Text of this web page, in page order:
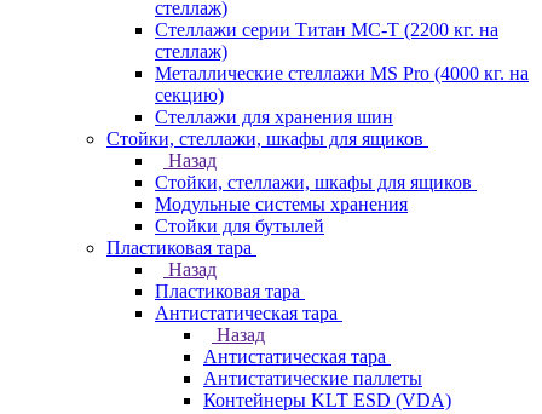
стеллаж)
Стеллажи серии Титан МС-Т (2200 кг. на
стеллаж)
Металлические стеллажи MS Pro (4000 кг. на
секцию)
Стеллажи для хранения шин
Стойки, стеллажи, шкафы для ящиков
Назад
Стойки, стеллажи, шкафы для ящиков
Модульные системы хранения
Стойки для бутылей
Пластиковая тара
Назад
Пластиковая тара
Антистатическая тара
Назад
Антистатическая тара
Антистатические паллеты
Контейнеры KLT ESD (VDA)